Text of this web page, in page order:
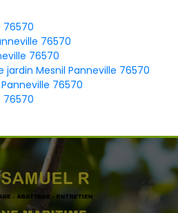
76570
76570
76570
Mesnil Panneville 76570
76570
76570